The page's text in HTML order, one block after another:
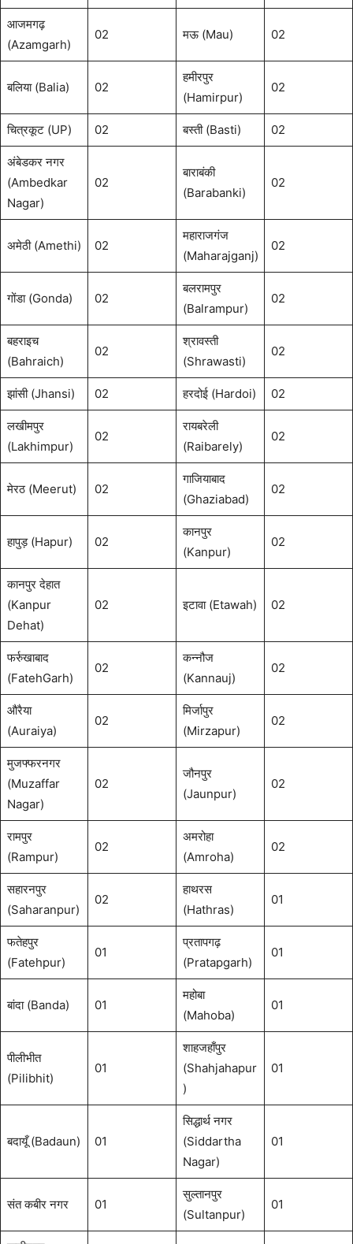
आजमगढ़
(Azamgarh)
02 मऊ (Mau) 02
बलिया (Balia) 02
हमीरपुर
(Hamirpur)
02
चित्रकूट (UP) 02 बस्ती (Basti) 02
अंबेडकर नगर
(Ambedkar
Nagar)
02
बाराबंकी
(Barabanki)
02
अमेठी (Amethi) 02
महाराजगंज
(Maharajganj)
02
गोंडा (Gonda) 02
बलरामपुर
(Balrampur)
02
बहराइच
(Bahraich)
02
श्रावस्ती
(Shrawasti)
02
झांसी (Jhansi) 02 हरदोई (Hardoi) 02
लखीमपुर
(Lakhimpur)
02
रायबरेली
(Raibarely)
02
मेरठ (Meerut) 02
गाजियाबाद
(Ghaziabad)
02
हापुड़ (Hapur) 02
कानपुर
(Kanpur)
02
कानपुर देहात
(Kanpur
Dehat)
02 इटावा (Etawah) 02
फर्रुखाबाद
(FatehGarh)
02
कन्नौज
(Kannauj)
02
औरैया
(Auraiya)
02
मिर्जापुर
(Mirzapur)
02
मुजफ्फरनगर
(Muzaffar
Nagar)
02
जौनपुर
(Jaunpur)
02
रामपुर
(Rampur)
02
अमरोहा
(Amroha)
02
सहारनपुर
(Saharanpur)
02
हाथरस
(Hathras)
01
फतेहपुर
(Fatehpur)
01
प्रतापगढ़
(Pratapgarh)
01
बांदा (Banda) 01
महोबा
(Mahoba)
01
पीलीभीत
(Pilibhit)
01
शाहजहाँपुर
(Shahjahapur
)
01
बदायूँ (Badaun) 01
सिद्धार्थ नगर
(Siddartha
Nagar)
01
संत कबीर नगर 01
सुल्तानपुर
(Sultanpur)
01